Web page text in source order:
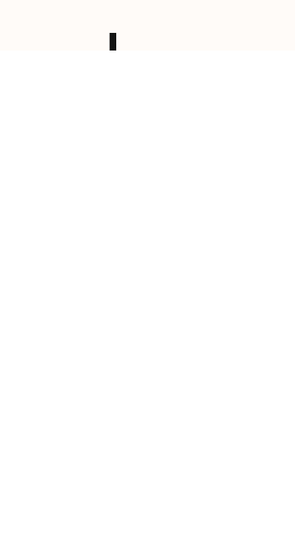
de